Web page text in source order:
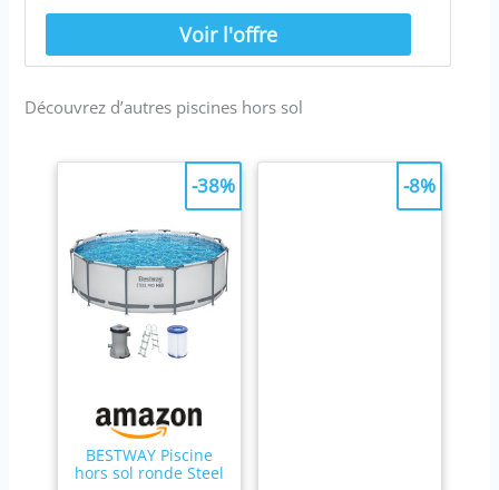
Découvrez d’autres piscines hors sol
BESTWAY Piscine
hors sol ronde Steel
-38% -8%